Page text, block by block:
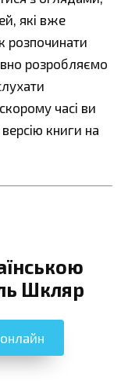
які вже
розпочинати
розробляємо
часі ви
книги на
Шкляр